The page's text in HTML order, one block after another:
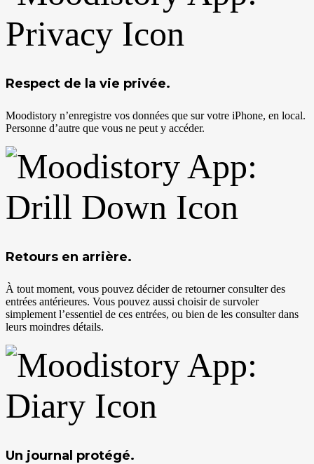
Respect de la vie privée.
Moodistory n’enregistre vos données que sur votre iPhone, en local.
Personne d’autre que vous ne peut y accéder.
Retours en arrière.
À tout moment, vous pouvez décider de retourner consulter des
entrées antérieures. Vous pouvez aussi choisir de survoler
simplement l’essentiel de ces entrées, ou bien de les consulter dans
leurs moindres détails.
Un journal protégé.